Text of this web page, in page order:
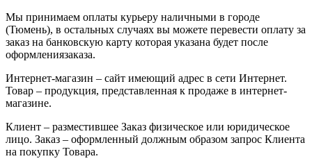
Мы принимаем оплаты курьеру наличными в городе
(Тюмень), в остальных случаях вы можете перевести оплату за
заказ на банковскую карту которая указана будет после
оформлениязаказа.
Интернет-магазин – сайт имеющий адрес в сети Интернет.
Товар – продукция, представленная к продаже в интернет-
магазине.
Клиент – разместившее Заказ физическое или юридическое
лицо. Заказ – оформленный должным образом запрос Клиента
на покупку Товара.